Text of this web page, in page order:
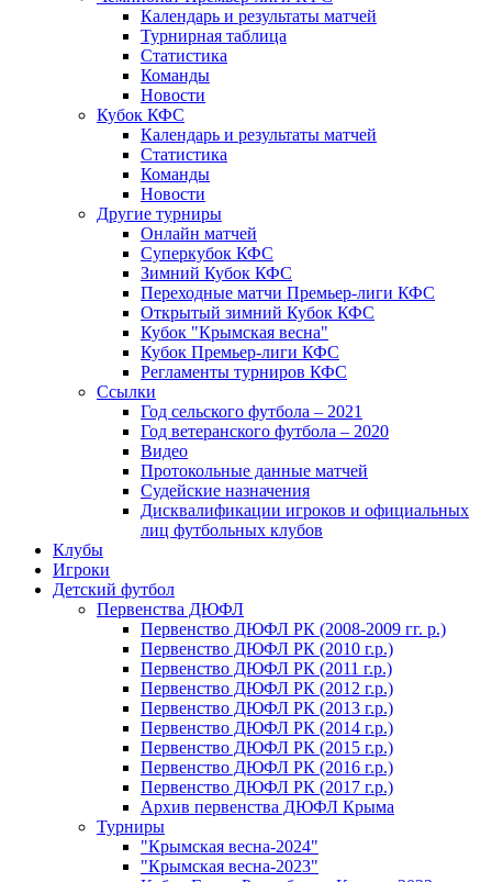
Календарь и результаты матчей
Турнирная таблица
Статистика
Команды
Новости
Кубок КФС
Календарь и результаты матчей
Статистика
Команды
Новости
Другие турниры
Онлайн матчей
Суперкубок КФС
Зимний Кубок КФС
Переходные матчи Премьер-лиги КФС
Открытый зимний Кубок КФС
Кубок "Крымская весна"
Кубок Премьер-лиги КФС
Регламенты турниров КФС
Ссылки
Год сельского футбола – 2021
Год ветеранского футбола – 2020
Видео
Протокольные данные матчей
Судейские назначения
Дисквалификации игроков и официальных
лиц футбольных клубов
Клубы
Игроки
Детский футбол
Первенства ДЮФЛ
Первенство ДЮФЛ РК (2008-2009 гг. р.)
Первенство ДЮФЛ РК (2010 г.р.)
Первенство ДЮФЛ РК (2011 г.р.)
Первенство ДЮФЛ РК (2012 г.р.)
Первенство ДЮФЛ РК (2013 г.р.)
Первенство ДЮФЛ РК (2014 г.р.)
Первенство ДЮФЛ РК (2015 г.р.)
Первенство ДЮФЛ РК (2016 г.р.)
Первенство ДЮФЛ РК (2017 г.р.)
Архив первенства ДЮФЛ Крыма
Турниры
"Крымская весна-2024"
"Крымская весна-2023"